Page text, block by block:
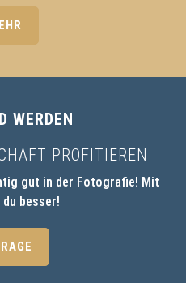
WERDEN
PROFITIEREN
gut in der Fotografie! Mit
besser!